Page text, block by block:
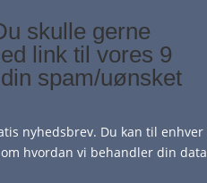
skulle gerne
link til vores 9
spam/uønsket
nyhedsbrev. Du kan til enhver
hvordan vi behandler din data